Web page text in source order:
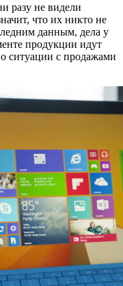
разу не видели
что их никто не
данным, дела у
продукции идут
ситуации с продажами